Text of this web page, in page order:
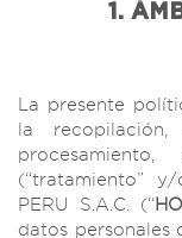
1.
La presente
la recopilación,
(“tratamiento”
PERU S.A.C. (“
datos personales